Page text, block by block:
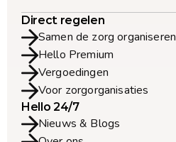
Direct regelen
Samen de zorg organiseren
Hello Premium
Vergoedingen
Voor zorgorganisaties
Hello 24/7
Nieuws & Blogs